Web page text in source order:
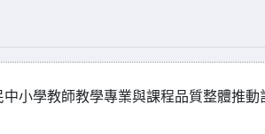
小學教師教學專業與課程品質整體推動